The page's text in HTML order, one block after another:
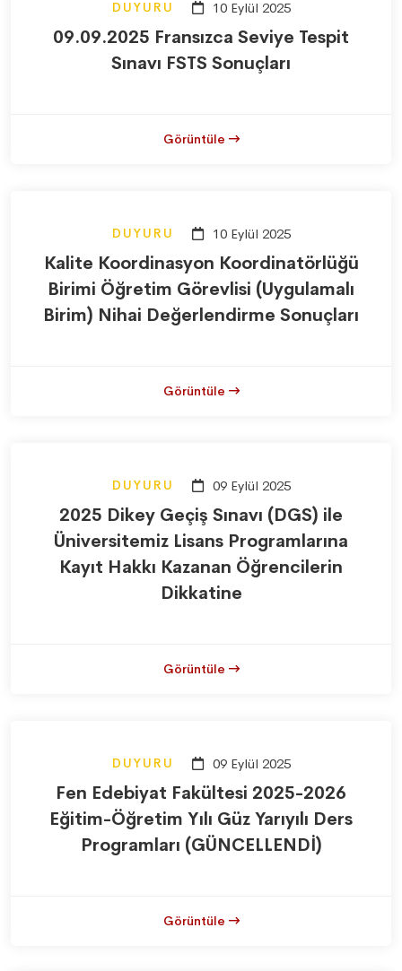
DUYURU 10 Eylül 2025
09.09.2025 Fransızca Seviye Tespit
Sınavı FSTS Sonuçları
Görüntüle
DUYURU 10 Eylül 2025
Kalite Koordinasyon Koordinatörlüğü
Birimi Öğretim Görevlisi (Uygulamalı
Birim) Nihai Değerlendirme Sonuçları
Görüntüle
DUYURU 09 Eylül 2025
2025 Dikey Geçiş Sınavı (DGS) ile
Üniversitemiz Lisans Programlarına
Kayıt Hakkı Kazanan Öğrencilerin
Dikkatine
Görüntüle
DUYURU 09 Eylül 2025
Fen Edebiyat Fakültesi 2025-2026
Eğitim-Öğretim Yılı Güz Yarıyılı Ders
Programları (GÜNCELLENDİ)
Görüntüle